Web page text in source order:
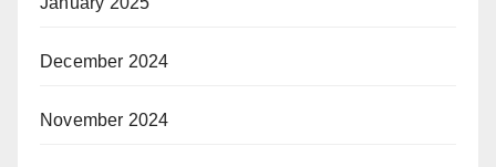
December 2024
November 2024